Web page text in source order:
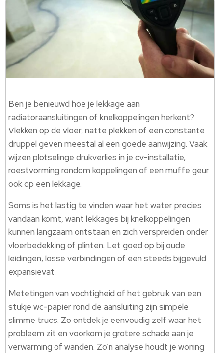
Ben je benieuwd hoe je lekkage aan
radiatoraansluitingen of knelkoppelingen herkent?
Vlekken op de vloer, natte plekken of een constante
druppel geven meestal al een goede aanwijzing. Vaak
wijzen plotselinge drukverlies in je cv-installatie,
roestvorming rondom koppelingen of een muffe geur
ook op een lekkage.
Soms is het lastig te vinden waar het water precies
vandaan komt, want lekkages bij knelkoppelingen
kunnen langzaam ontstaan en zich verspreiden onder
vloerbedekking of plinten. Let goed op bij oude
leidingen, losse verbindingen of een steeds bijgevuld
expansievat.
Metetingen van vochtigheid of het gebruik van een
stukje wc-papier rond de aansluiting zijn simpele
slimme trucs. Zo ontdek je eenvoudig zelf waar het
probleem zit en voorkom je grotere schade aan je
verwarming of wanden. Zo’n analyse houdt je woning